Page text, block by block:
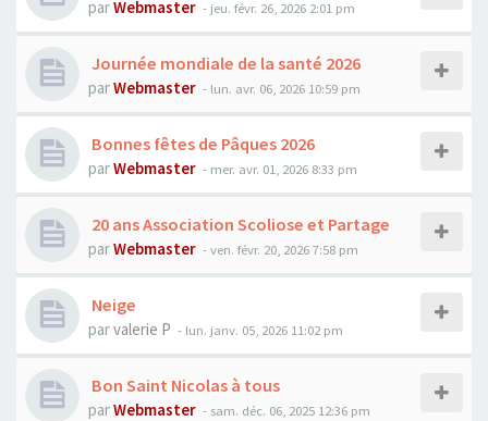
parWebmaster - jeu. févr. 26, 2026 2:01 pm
Journée mondiale de la santé 2026
parWebmaster - lun. avr. 06, 2026 10:59 pm
Bonnes fêtes de Pâques 2026
parWebmaster - mer. avr. 01, 2026 8:33 pm
20 ans Association Scoliose et Partage
parWebmaster - ven. févr. 20, 2026 7:58 pm
Neige
parvalerie P - lun. janv. 05, 2026 11:02 pm
Bon Saint Nicolas à tous
parWebmaster - sam. déc. 06, 2025 12:36 pm